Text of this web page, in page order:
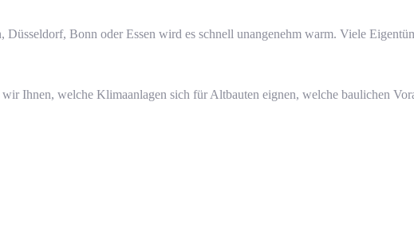
Bonn oder Essen wird es schnell unangenehm warm. Viele
wir Ihnen, welche Klimaanlagen sich für Altbauten eignen, welche baulichen